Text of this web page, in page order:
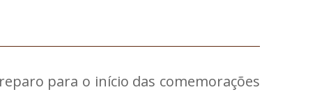
para o início das comemorações